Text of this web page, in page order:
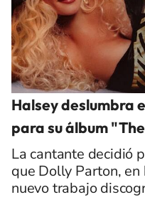
Halsey deslumbra
para su álbum
La cantante decidió
que Dolly Parton,
nuevo trabajo